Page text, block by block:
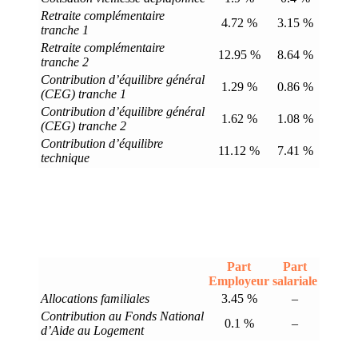
Retraite complémentaire
tranche 1
4.72 %
3.15 %
Retraite complémentaire
tranche 2
12.95 %
8.64 %
Contribution d’équilibre général
(CEG) tranche 1
1.29 %
0.86 %
Contribution d’équilibre général
(CEG) tranche 2
1.62 %
1.08 %
Contribution d’équilibre
technique
11.12 % 7.41 %
Part
Employeur
Part
salariale
Allocations familiales
3.45 %
–
Contribution au Fonds National
d’Aide au Logement
0.1 % –